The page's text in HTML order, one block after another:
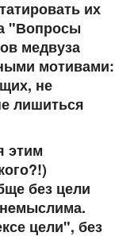
их
"Вопросы
медвуза
мотивами:
не
лишиться
этим
без цели
нeмыслима.
цели", без